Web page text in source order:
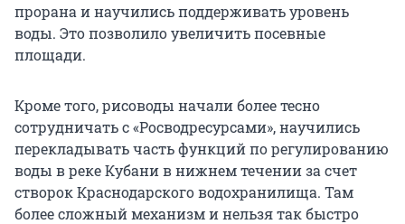
прорана и научились поддерживать уровень
воды. Это позволило увеличить посевные
площади.
Кроме того, рисоводы начали более тесно
сотрудничать с «Росводресурсами», научились
перекладывать часть функций по регулированию
воды в реке Кубани в нижнем течении за счет
створок Краснодарского водохранилища. Там
более сложный механизм и нельзя так быстро